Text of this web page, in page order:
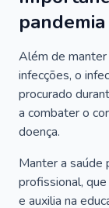
pandemia
Além de manter
infecções, o
procurado
a combater o
doença.
Manter a saúde
profissional,
e auxilia na